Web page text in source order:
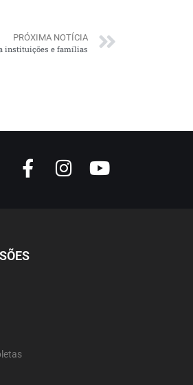
PRÓXIMA NOTÍCIA
instituições e famílias